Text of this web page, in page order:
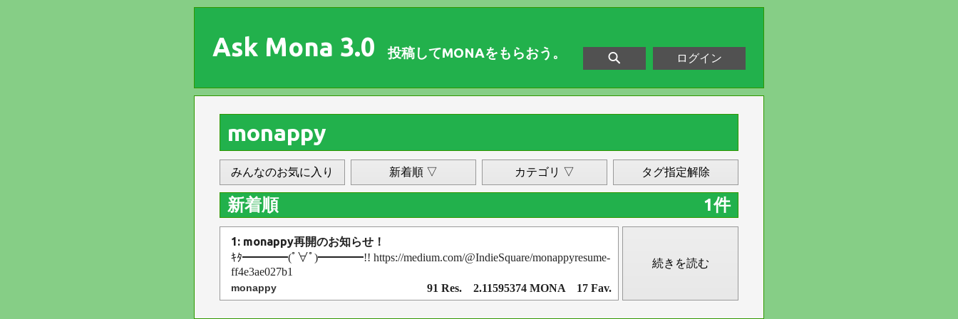
Ask Mona 3.0 投稿してMONAをもらおう。 ログイン
monappy
みんなのお気に入り 新着順 ▽ カテゴリ ▽ タグ指定解除
新着順 1件
1: monappy再開のお知らせ！
ｷﾀ━━━━(ﾟ∀ﾟ)━━━━!! https://medium.com/@IndieSquare/monappyresume-
ff4e3ae027b1
monappy 91 Res. 2.11595374 MONA 17 Fav.
続きを読む